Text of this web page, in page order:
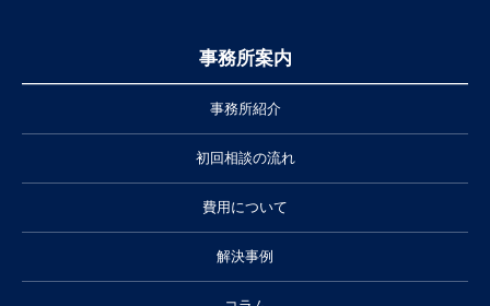
事務所案内
事務所紹介
初回相談の流れ
費用について
解決事例